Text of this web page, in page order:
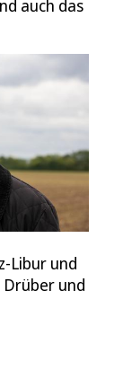
auch das
Libur und
und